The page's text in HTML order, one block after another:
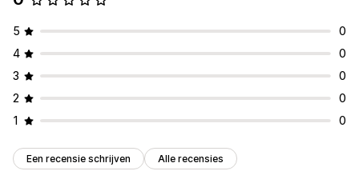
5
0
4
0
3
0
2
0
1
0
Een recensie schrijven Alle recensies